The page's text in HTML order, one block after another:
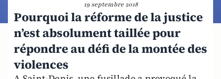
19 septembre 2018
Pourquoi la réforme de la justice
n’est absolument taillée pour
répondre au défi de la montée des
violences